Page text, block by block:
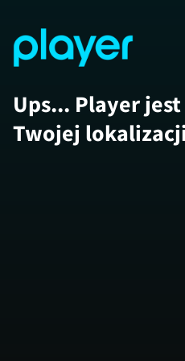
Ups... Player
Twojej